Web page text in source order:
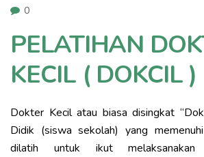
0
PELATIHAN
KECIL ( DOKCIL )
Dokter Kecil atau biasa disingkat
Didik (siswa sekolah) yang
dilatih untuk ikut melaksanakan